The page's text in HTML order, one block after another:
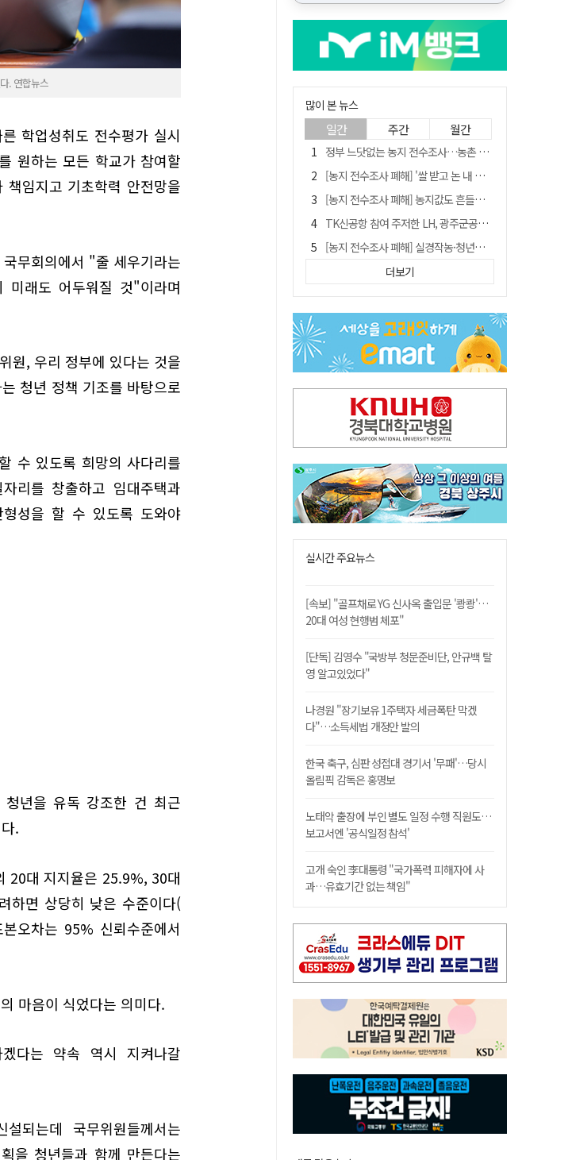
. 연합뉴스
학업성취도 전수평가 실시
원하는 모든 학교가 참여할
임지고 기초학력 안전망을
무회의에서 "줄 세우기라는
미래도 어두워질 것"이라며
원, 우리 정부에 있다는 것을
청년 정책 기조를 바탕으로
수 있도록 희망의 사다리를
리를 창출하고 임대주택과
성을 할 수 있도록 도와야
년을 유독 강조한 건 최근
.
20대 지지율은 25.9%, 30대
하면 상당히 낮은 수준이다(
오차는 95% 신뢰수준에서
마음이 식었다는 의미다.
다는 약속 역시 지켜나갈
되는데 국무위원들께서는
을 청년들과 함께 만든다는
많이 본 뉴스
일간 주간 월간
정부 느닷없는 농지 전수조사…농촌 들쑤시는 '경자유전'의 칼날
[농지 전수조사 폐해] '쌀 받고 논 내 준' 도지농 이제 어쩌나?
[농지 전수조사 폐해] 농지값도 흔들리나…"도지 막히면 헐값 매물 나올 수도"
TK신공항 참여 주저한 LH, 광주군공항 사업에는 앞장
[농지 전수조사 폐해] 실경작농·청년농 부담도 커진다
[단독] 김영수 "국방부 청문준비단, 안규백 탈영 알고있었다"
[기고] 대구 미래는 금호강·팔공산에 있다
홈플러스 다시 문 연다… 대구경북 매장도 재개장 준비 돌입
청도군정 '두 시어머니'가 되어서는 안된다
더보기
실시간 주요뉴스
[속보] "골프채로 YG 신사옥 출입문 '쾅쾅'…
20대 여성 현행범 체포"
[단독] 김영수 "국방부 청문준비단, 안규백 탈
영 알고있었다"
나경원 "장기보유 1주택자 세금폭탄 막겠
다"…소득세법 개정안 발의
한국 축구, 심판 성접대 경기서 '무패'…당시
올림픽 감독은 홍명보
노태악 출장에 부인 별도 일정 수행 직원도…
보고서엔 '공식일정 참석'
고개 숙인 李대통령 "국가폭력 피해자에 사
과…유효기간 없는 책임"